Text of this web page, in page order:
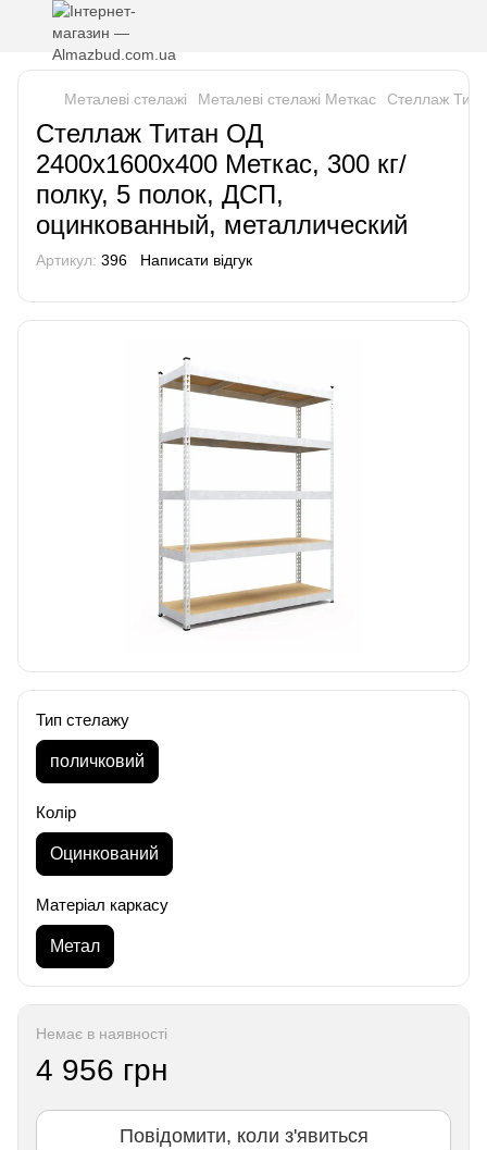
Металеві стелажі Металеві стелажі Меткас Стеллаж
Стеллаж Титан ОД
2400х1600х400 Меткас, 300 кг/
полку, 5 полок, ДСП,
оцинкованный, металлический
Артикул: 396 Написати відгук
Тип стелажу
поличковий
Колір
Оцинкований
Матеріал каркасу
Метал
Немає в наявності
4 956 грн
Повідомити, коли з'явиться